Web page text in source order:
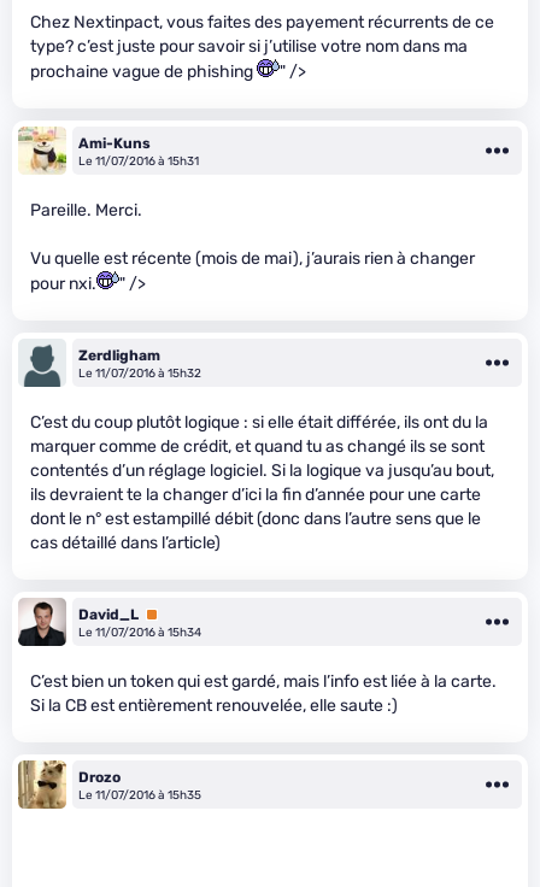
Chez Nextinpact, vous faites des payement récurrents de ce
type? c’est juste pour savoir si j’utilise votre nom dans ma
prochaine vague de phishing
" />
Ami-Kuns
Le 11/07/2016 à 15h31
Pareille. Merci.
Vu quelle est récente (mois de mai), j’aurais rien à changer
pour nxi.
" />
Zerdligham
Le 11/07/2016 à 15h32
C’est du coup plutôt logique : si elle était différée, ils ont du la
marquer comme de crédit, et quand tu as changé ils se sont
contentés d’un réglage logiciel. Si la logique va jusqu’au bout,
ils devraient te la changer d’ici la fin d’année pour une carte
dont le n° est estampillé débit (donc dans l’autre sens que le
cas détaillé dans l’article)
David_L Premium
Le 11/07/2016 à 15h34
C’est bien un token qui est gardé, mais l’info est liée à la carte.
Si la CB est entièrement renouvelée, elle saute :)
Drozo
Le 11/07/2016 à 15h35